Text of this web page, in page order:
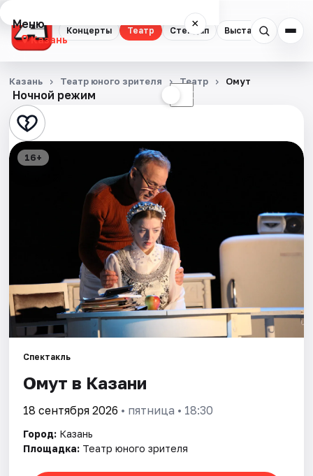
Концерты Театр Стендап Выставки
Меню ×
Казань
Концерты
Театр
Стендап
События
Площадки
Артисты
Рейтинги
Ночной режим ☾
Казань Театр юного зрителя Театр Омут
16+
Спектакль
Омут в Казани
18 сентября 2026 • пятница • 18:30
Город: Казань
Площадка: Театр юного зрителя